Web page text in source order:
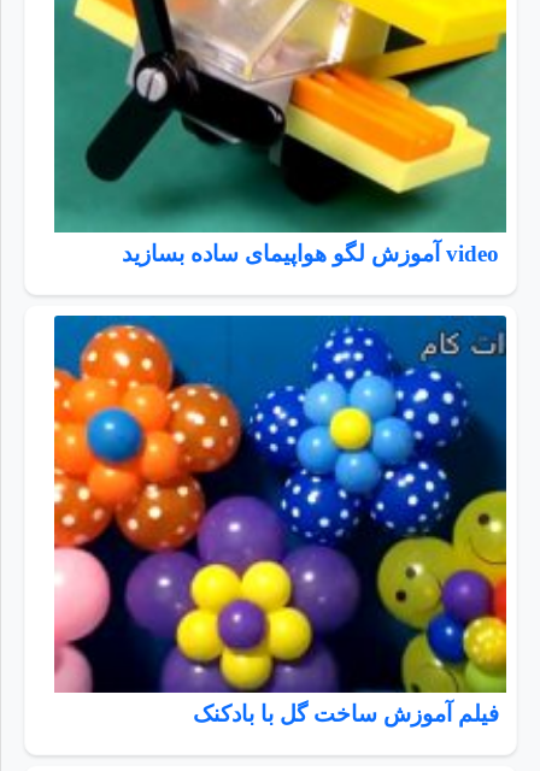
video آموزش لگو هواپیمای ساده بسازید
فیلم آموزش ساخت گل با بادکنک